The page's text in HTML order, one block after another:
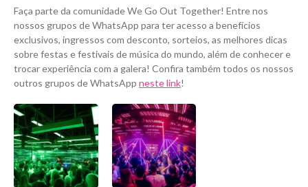
Faça parte da comunidade We Go Out Together! Entre nos
nossos grupos de WhatsApp para ter acesso a benefícios
exclusivos, ingressos com desconto, sorteios, as melhores dicas
sobre festas e festivais de música do mundo, além de conhecer e
trocar experiência com a galera! Confira também todos os nossos
outros grupos de WhatsApp neste link!